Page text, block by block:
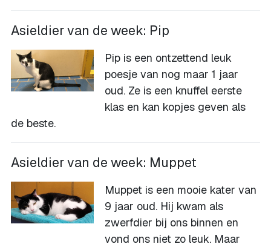
Asieldier van de week: Pip
Pip is een ontzettend leuk
poesje van nog maar 1 jaar
oud. Ze is een knuffel eerste
klas en kan kopjes geven als
de beste.
Asieldier van de week: Muppet
Muppet is een mooie kater van
9 jaar oud. Hij kwam als
zwerfdier bij ons binnen en
vond ons niet zo leuk. Maar